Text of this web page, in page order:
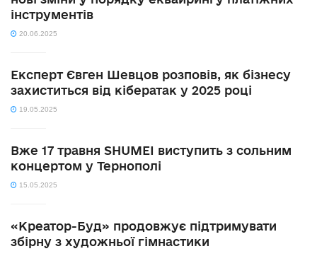
інструментів
20.06.2025
Експерт Євген Шевцов розповів, як бізнесу
захиститься від кібератак у 2025 році
19.05.2025
Вже 17 травня SHUMEI виступить з сольним
концертом у Тернополі
15.05.2025
«Креатор-Буд» продовжує підтримувати
збірну з художньої гімнастики